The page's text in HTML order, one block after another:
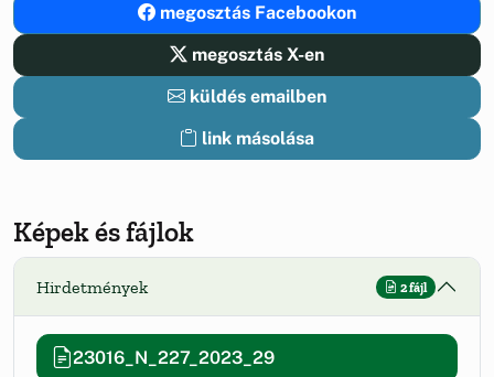
megosztás Facebookon
megosztás X-en
küldés emailben
link másolása
Képek és fájlok
Hirdetmények 2 fájl
23016_N_227_2023_29